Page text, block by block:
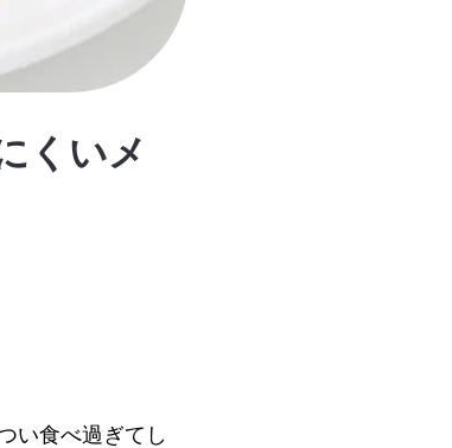
くいメ
い食べ過ぎてし